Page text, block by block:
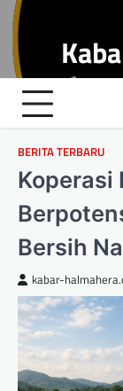
Skip
content
BERITA TERBARU
Koperasi
Bersih
kabar-